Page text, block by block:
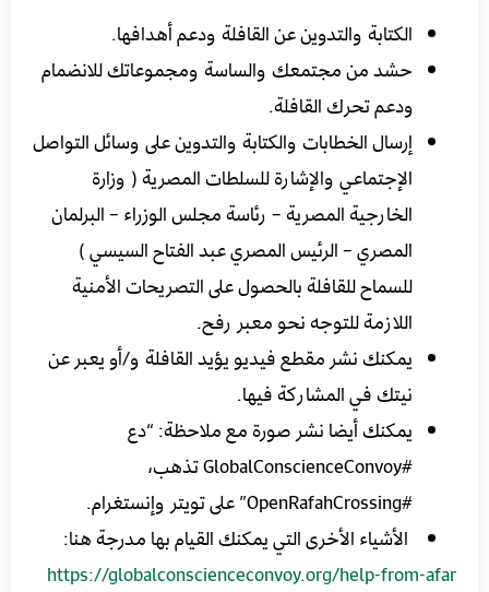
الكتابة والتدوين عن القافلة ودعم أهدافها.
حشد من مجتمعك والساسة ومجموعاتك للانضمام
ودعم تحرك القافلة.
إرسال الخطابات والكتابة والتدوين على وسائل التواصل
الإجتماعي والإشارة للسلطات المصرية ( وزارة
الخارجية المصرية – رئاسة مجلس الوزراء – البرلمان
المصري – الرئيس المصري عبد الفتاح السيسي )
للسماح للقافلة بالحصول على التصريحات الأمنية
اللازمة للتوجه نحو معبر رفح.
يمكنك نشر مقطع فيديو يؤيد القافلة و/أو يعبر عن
نيتك في المشاركة فيها.
يمكنك أيضا نشر صورة مع ملاحظة: “دع
#GlobalConscienceConvoy تذهب،
#OpenRafahCrossing” على تويتر وإنستغرام.
الأشياء الأخرى التي يمكنك القيام بها مدرجة هنا:
https://globalconscienceconvoy.org/help-from-afar